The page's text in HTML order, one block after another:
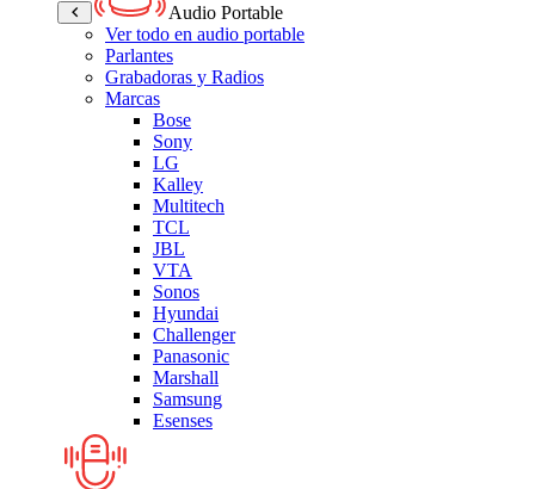
Audio Portable
Ver todo en audio portable
Parlantes
Grabadoras y Radios
Marcas
Bose
Sony
LG
Kalley
Multitech
TCL
JBL
VTA
Sonos
Hyundai
Challenger
Panasonic
Marshall
Samsung
Esenses